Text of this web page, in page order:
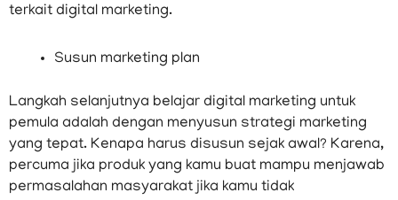
terkait digital marketing.
Susun marketing plan
Langkah selanjutnya belajar digital marketing untuk
pemula adalah dengan menyusun strategi marketing
yang tepat. Kenapa harus disusun sejak awal? Karena,
percuma jika produk yang kamu buat mampu menjawab
permasalahan masyarakat jika kamu tidak